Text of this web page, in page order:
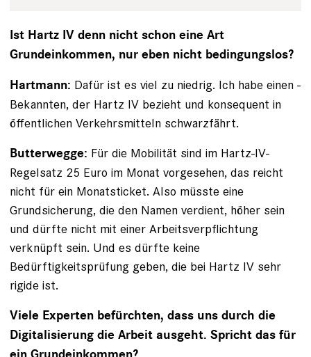
Ist Hartz IV denn nicht schon eine Art
Grundeinkommen, nur eben nicht bedingungslos?
Hartmann: Dafür ist es viel zu niedrig. Ich habe einen ­
Bekannten, der Hartz IV bezieht und konsequent in
öffent­lichen Verkehrsmitteln schwarzfährt.
Butterwegge: Für die Mobilität sind im Hartz-IV-
Regelsatz 25 Euro im Monat vorgesehen, das reicht
nicht für ein Monatsticket. Also müsste eine
Grundsicherung, die den Namen verdient, höher sein
und dürfte nicht mit einer Arbeitsverpflichtung
verknüpft sein. Und es dürfte keine
Bedürftigkeitsprüfung geben, die bei Hartz IV sehr
rigide ist.
Viele Experten befürchten, dass uns durch die
Digitalisierung die Arbeit ausgeht. Spricht das für